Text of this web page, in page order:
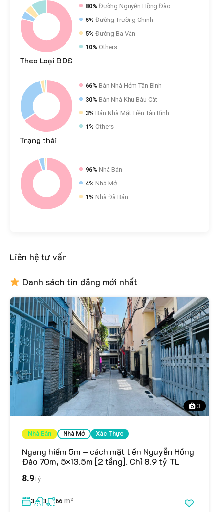
80% Đường Nguyễn Hồng Đào
5% Đường Trường Chinh
5% Đường Ba Vân
10% Others
Theo Loại BĐS
66% Bán Nhà Hẻm Tân Bình
30% Bán Nhà Khu Bàu Cát
3% Bán Nhà Mặt Tiền Tân Bình
1% Others
Trạng thái
96% Nhà Bán
4% Nhà Mở
1% Nhà Đã Bán
Liên hệ tư vấn
Danh sách tin đăng mới nhất
3
Nhà Bán Nhà Mở Xác Thực
Ngang hiếm 5m – cách mặt tiền Nguyễn Hồng
Đào 70m, 5×13.5m [2 tầng]. Chỉ 8.9 tỷ TL
8.9Tỷ
3 3 66 m²